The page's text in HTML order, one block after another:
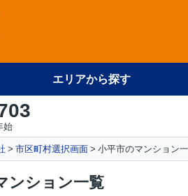
エリアから探す
始
市区町村選択画面 小平市のマンション
ンション一覧